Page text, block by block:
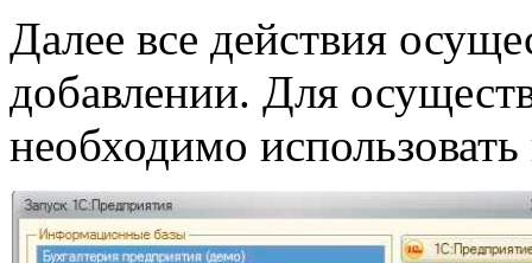
Далее все действия
добавлении. Для
необходимо